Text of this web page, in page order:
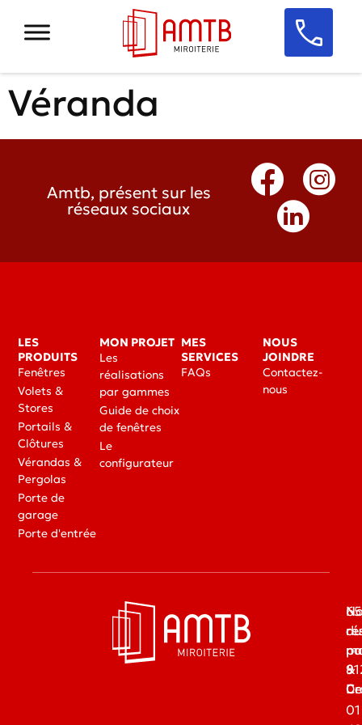
Véranda
Amtb, présent sur les
réseaux sociaux
LES
PRODUITS
Fenêtres
Volets &
Stores
Portails &
Clôtures
Vérandas &
Pergolas
Porte de
garage
Porte d'entrée
MON PROJET
Les
réalisations
par gammes
Guide de choix
de fenêtres
Le
configurateur
MES
SERVICES
FAQs
NOUS
JOINDRE
Contactez-
nous
du
01
&